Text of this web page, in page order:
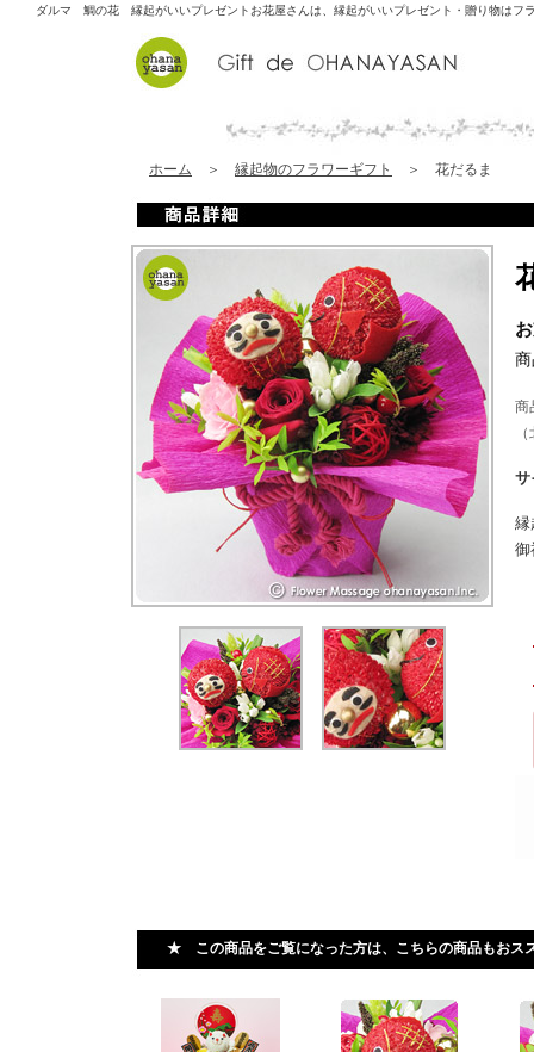
ダルマ 鯛の花 縁起がいいプレゼント お花屋さんは、縁起がいいプレゼント・贈り物はフ
ホーム ＞ 縁起物のフラワーギフト ＞ 花だるま
商
サ
縁
御
★ この商品をご覧になった方は、こちらの商品もお